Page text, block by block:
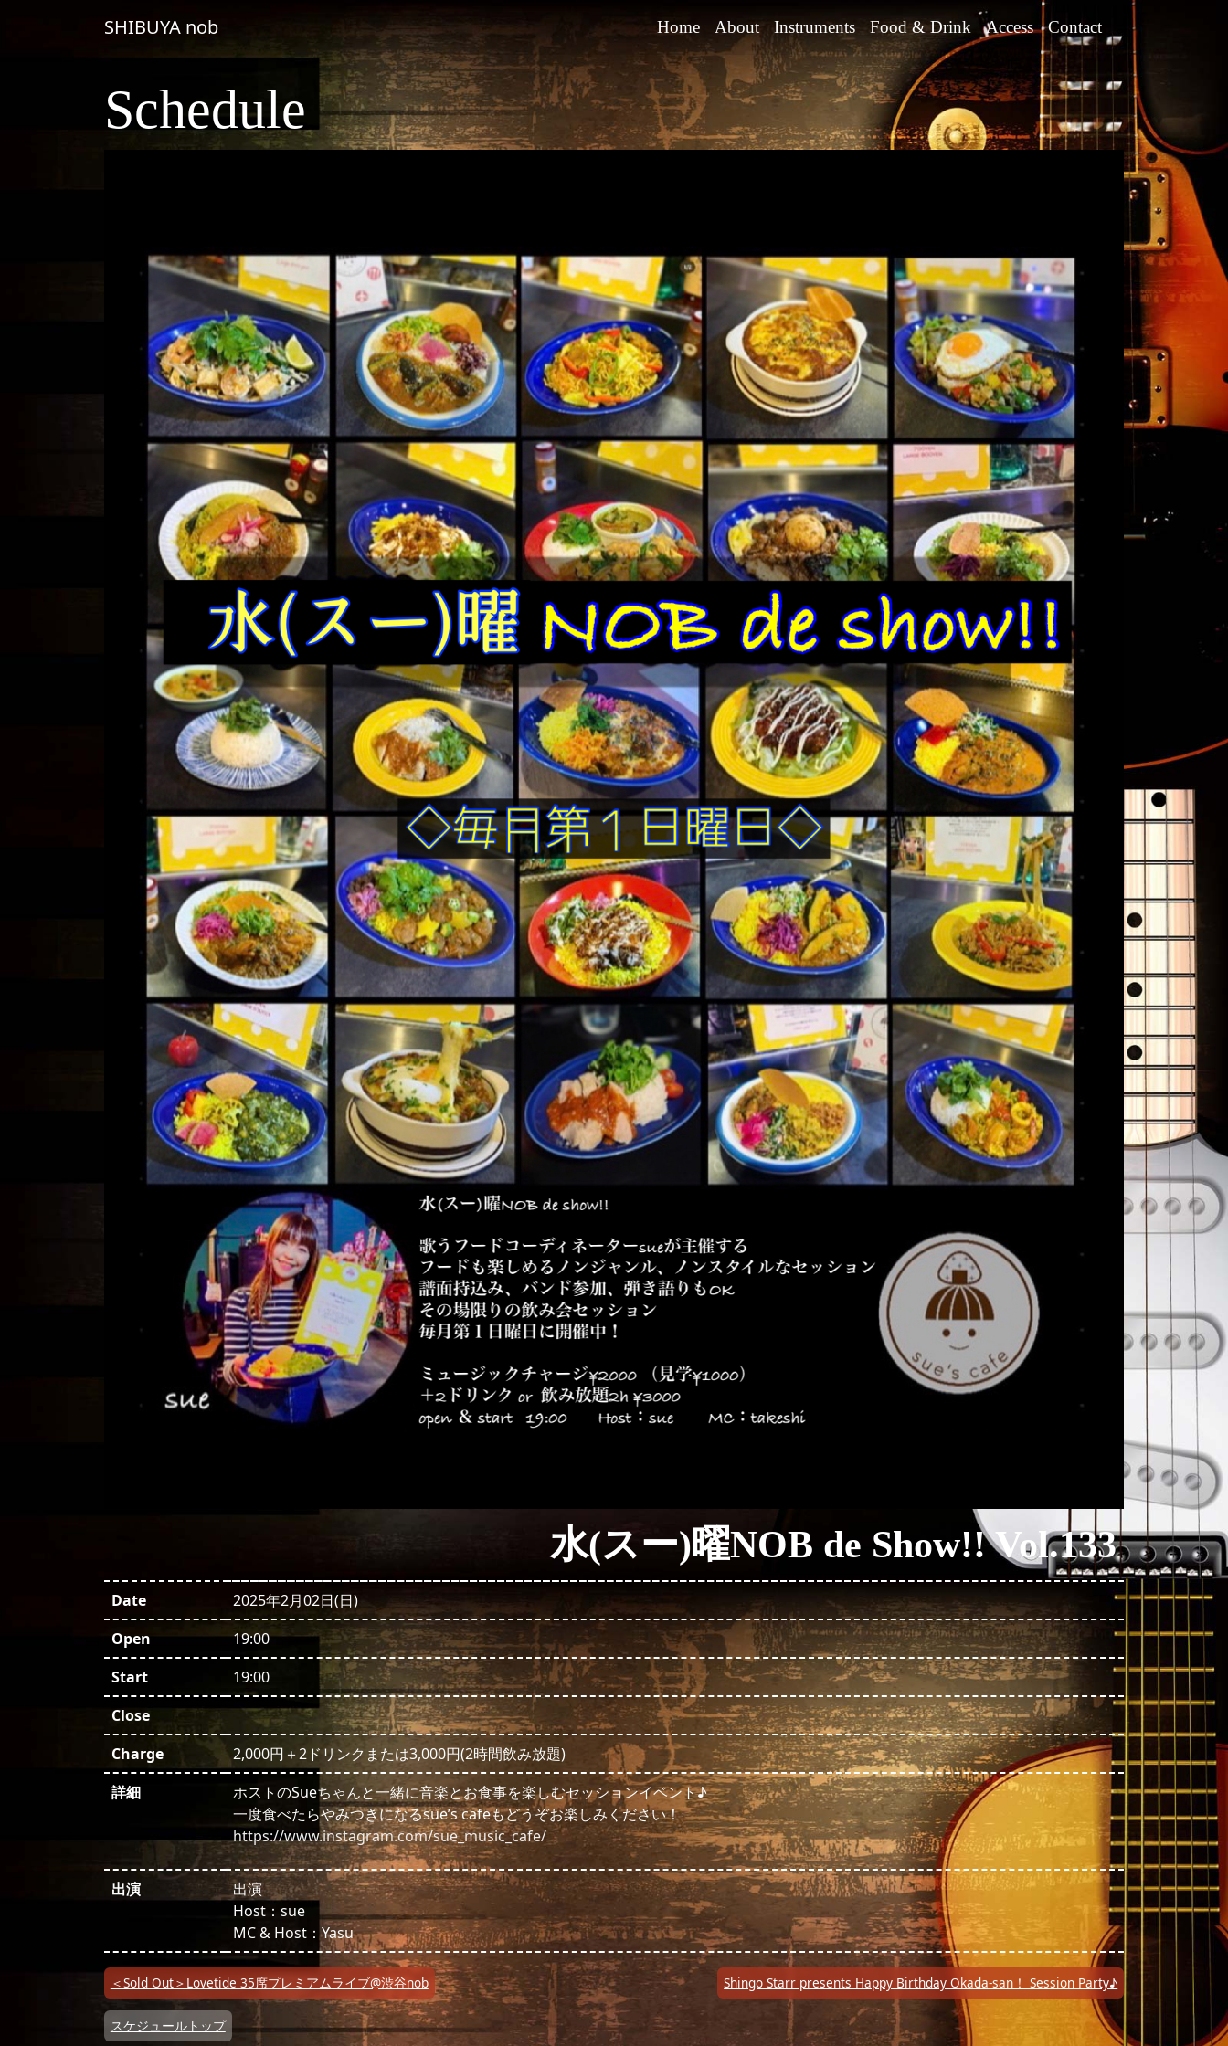
メインナビゲーション
SHIBUYA nob Home About Instruments Food & Drink Access Contact
Schedule
水(スー)曜NOB de Show!! Vol.133
Date
2025年2月02日(日)
Open
19:00
Start
19:00
Close
Charge
2,000円＋2ドリンクまたは3,000円(2時間飲み放題)
詳細
ホストのSueちゃんと一緒に音楽とお食事を楽しむセッションイベント♪
一度食べたらやみつきになるsue’s cafeもどうぞお楽しみください！
https://www.instagram.com/sue_music_cafe/
出演
出演
Host：sue
MC & Host：Yasu
投稿ナビゲーション
＜Sold Out＞Lovetide 35席プレミアムライブ@渋谷nob Shingo Starr presents Happy Birthday Okada-san！ Session Party♪
スケジュールトップ